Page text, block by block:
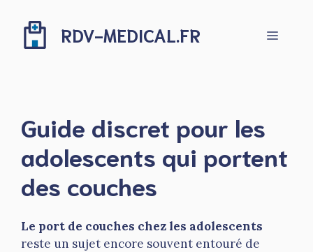
contenu
RDV-MEDICAL.FR Menu
Guide discret pour les
adolescents qui portent
des couches
Le port de couches chez les adolescents
reste un sujet encore souvent entouré de